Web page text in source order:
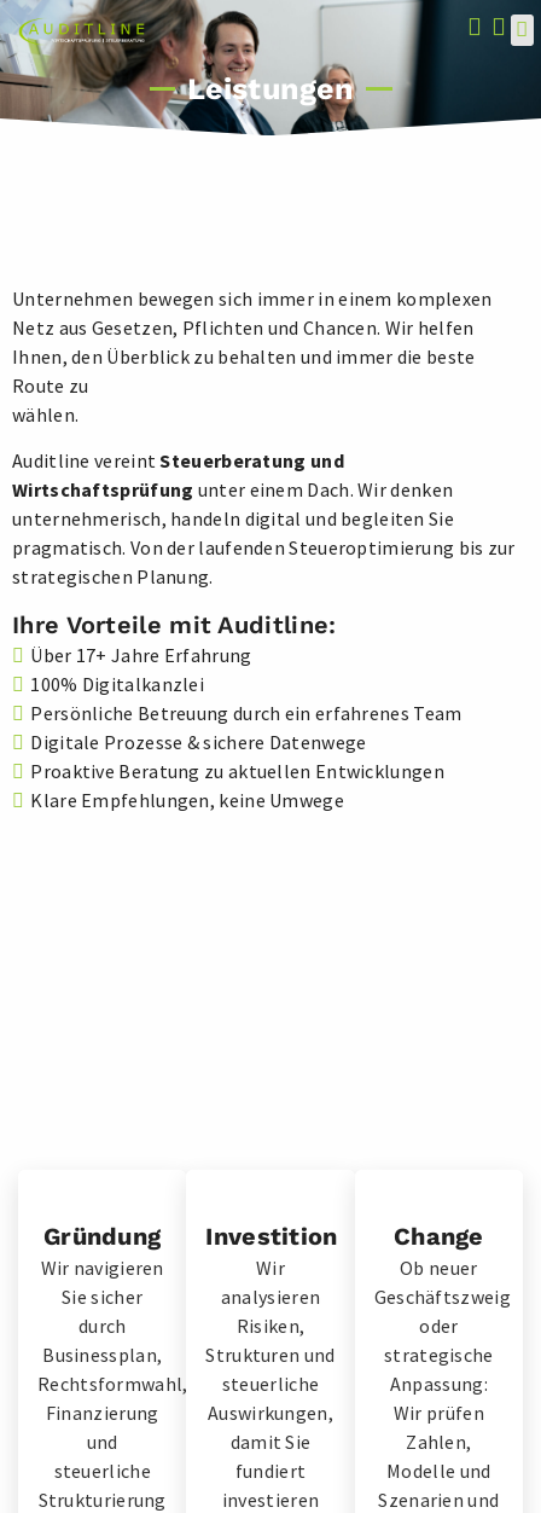
Leistungen
Unternehmen bewegen sich immer in einem komplexen
Netz aus Gesetzen, Pflichten und Chancen. Wir helfen
Ihnen, den Überblick zu behalten und immer die beste
Route zu
wählen.
Auditline vereintSteuerberatung und
Wirtschaftsprüfung unter einem Dach. Wir denken
unternehmerisch, handeln digital und begleiten Sie
pragmatisch. Von der laufenden Steueroptimierung bis zur
strategischen Planung.
Ihre Vorteile mit Auditline:
Über 17+ Jahre Erfahrung
100% Digitalkanzlei
Persönliche Betreuung durch ein erfahrenes Team
Digitale Prozesse & sichere Datenwege
Proaktive Beratung zu aktuellen Entwicklungen
Klare Empfehlungen, keine Umwege
Gründung
Wir navigieren
Sie sicher
durch
Businessplan,
Rechtsformwahl,
Finanzierung
und
steuerliche
Strukturierung
Investition
Wir
analysieren
Risiken,
Strukturen und
steuerliche
Auswirkungen,
damit Sie
fundiert
investieren
Change
Ob neuer
Geschäftszweig
oder
strategische
Anpassung:
Wir prüfen
Zahlen,
Modelle und
Szenarien und